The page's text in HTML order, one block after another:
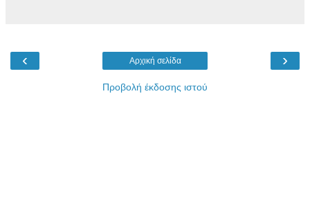
‹ ›
Αρχική σελίδα
Προβολή έκδοσης ιστού